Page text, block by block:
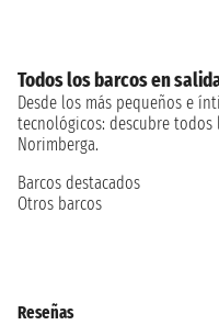
Todos los barcos en
Desde los más pequeños e
tecnológicos: descubre
Norimberga.
Barcos destacados
Otros barcos
Reseñas